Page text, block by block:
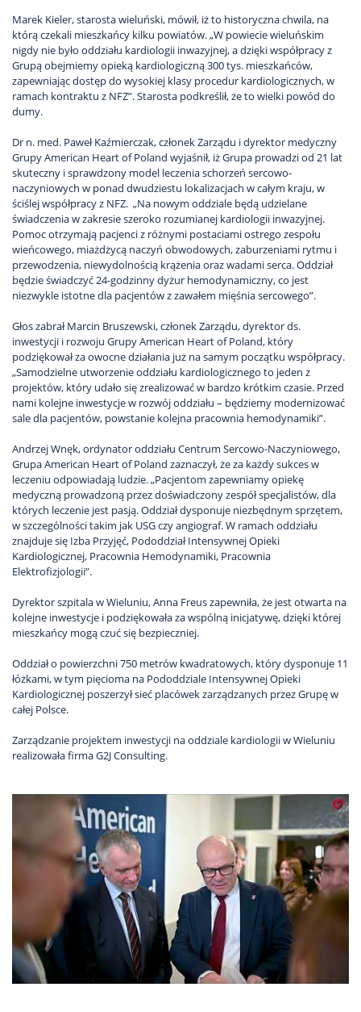
Marek Kieler, starosta wieluński, mówił, iż to historyczna chwila, na
którą czekali mieszkańcy kilku powiatów. „W powiecie wieluńskim
nigdy nie było oddziału kardiologii inwazyjnej, a dzięki współpracy z
Grupą obejmiemy opieką kardiologiczną 300 tys. mieszkańców,
zapewniając dostęp do wysokiej klasy procedur kardiologicznych, w
ramach kontraktu z NFZ”. Starosta podkreślił, że to wielki powód do
dumy.
Dr n. med. Paweł Kaźmierczak, członek Zarządu i dyrektor medyczny
Grupy American Heart of Poland wyjaśnił, iż Grupa prowadzi od 21 lat
skuteczny i sprawdzony model leczenia schorzeń sercowo-
naczyniowych w ponad dwudziestu lokalizacjach w całym kraju, w
ściślej współpracy z NFZ. „Na nowym oddziale będą udzielane
świadczenia w zakresie szeroko rozumianej kardiologii inwazyjnej.
Pomoc otrzymają pacjenci z różnymi postaciami ostrego zespołu
wieńcowego, miażdżycą naczyń obwodowych, zaburzeniami rytmu i
przewodzenia, niewydolnością krążenia oraz wadami serca. Oddział
będzie świadczyć 24-godzinny dyżur hemodynamiczny, co jest
niezwykle istotne dla pacjentów z zawałem mięśnia sercowego”.
Głos zabrał Marcin Bruszewski, członek Zarządu, dyrektor ds.
inwestycji i rozwoju Grupy American Heart of Poland, który
podziękował za owocne działania już na samym początku współpracy.
„Samodzielne utworzenie oddziału kardiologicznego to jeden z
projektów, który udało się zrealizować w bardzo krótkim czasie. Przed
nami kolejne inwestycje w rozwój oddziału – będziemy modernizować
sale dla pacjentów, powstanie kolejna pracownia hemodynamiki”.
Andrzej Wnęk, ordynator oddziału Centrum Sercowo-Naczyniowego,
Grupa American Heart of Poland zaznaczył, że za każdy sukces w
leczeniu odpowiadają ludzie. „Pacjentom zapewniamy opiekę
medyczną prowadzoną przez doświadczony zespół specjalistów, dla
których leczenie jest pasją. Oddział dysponuje niezbędnym sprzętem,
w szczególności takim jak USG czy angiograf. W ramach oddziału
znajduje się Izba Przyjęć, Pododdział Intensywnej Opieki
Kardiologicznej, Pracownia Hemodynamiki, Pracownia
Elektrofizjologii”.
Dyrektor szpitala w Wieluniu, Anna Freus zapewniła, że jest otwarta na
kolejne inwestycje i podziękowała za wspólną inicjatywę, dzięki której
mieszkańcy mogą czuć się bezpieczniej.
Oddział o powierzchni 750 metrów kwadratowych, który dysponuje 11
łóżkami, w tym pięcioma na Pododdziale Intensywnej Opieki
Kardiologicznej poszerzył sieć placówek zarządzanych przez Grupę w
całej Polsce.
Zarządzanie projektem inwestycji na oddziale kardiologii w Wieluniu
realizowała firma G2J Consulting.